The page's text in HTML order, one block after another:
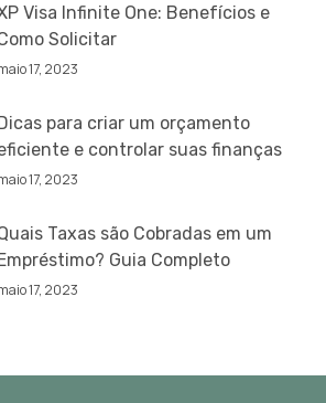
Visa Infinite One: Benefícios e
Solicitar
17, 2023
para criar um orçamento
e controlar suas finanças
17, 2023
Taxas são Cobradas em um
Guia Completo
17, 2023